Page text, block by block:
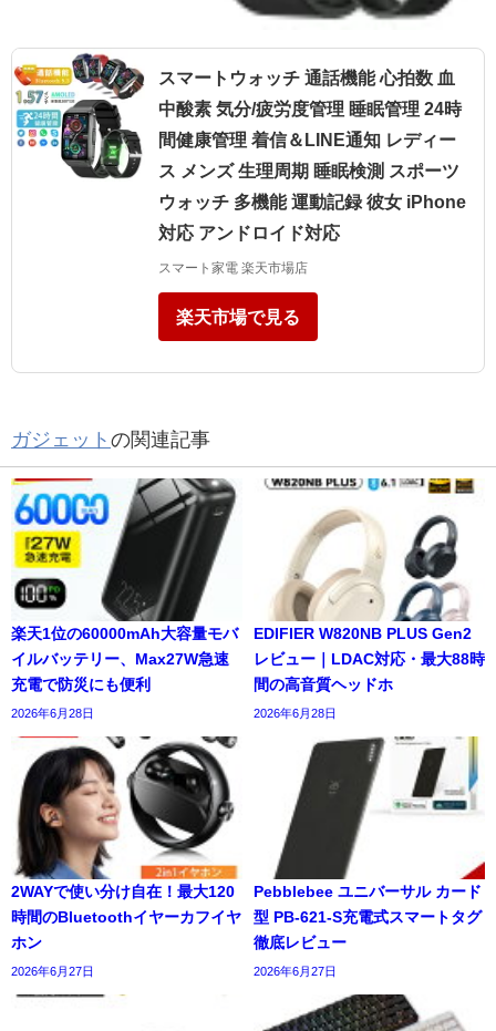
スマートウォッチ 通話機能 心拍数 血
中酸素 気分/疲労度管理 睡眠管理 24時
間健康管理 着信＆LINE通知 レディー
ス メンズ 生理周期 睡眠検測 スポーツ
ウォッチ 多機能 運動記録 彼女 iPhone
対応 アンドロイド対応
スマート家電 楽天市場店
楽天市場で見る
ガジェット の関連記事
楽天1位の60000mAh大容量モバ
イルバッテリー、Max27W急速
充電で防災にも便利
2026年6月28日
EDIFIER W820NB PLUS Gen2
レビュー｜LDAC対応・最大88時
間の高音質ヘッドホ
2026年6月28日
2WAYで使い分け自在！最大120
時間のBluetoothイヤーカフイヤ
ホン
2026年6月27日
Pebblebee ユニバーサル カード
型 PB-621-S充電式スマートタグ
徹底レビュー
2026年6月27日